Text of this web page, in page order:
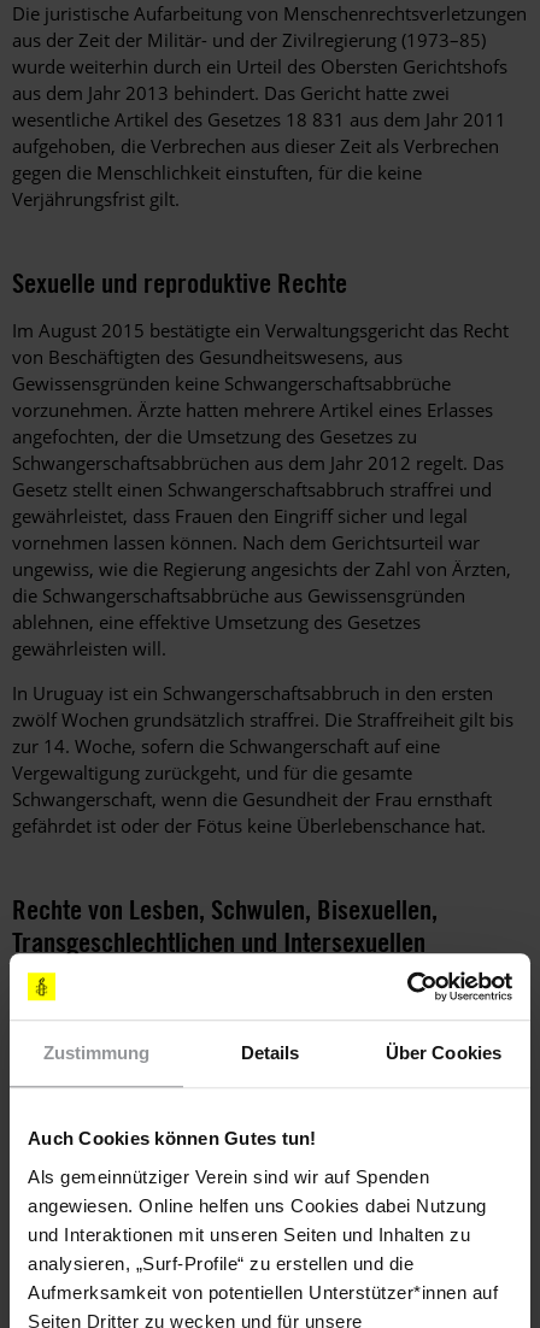
Zustimmung Details Über Cookies
Auch Cookies können Gutes tun!
Als gemeinnütziger Verein sind wir auf Spenden
angewiesen. Online helfen uns Cookies dabei Nutzung
und Interaktionen mit unseren Seiten und Inhalten zu
analysieren, „Surf-Profile“ zu erstellen und die
Aufmerksamkeit von potentiellen Unterstützer*innen auf
Seiten Dritter zu wecken und für unsere
Die juristische Aufarbeitung von Menschenrechtsverletzungen
aus der Zeit der Militär- und der Zivilregierung (1973–85)
wurde weiterhin durch ein Urteil des Obersten Gerichtshofs
aus dem Jahr 2013 behindert. Das Gericht hatte zwei
wesentliche Artikel des Gesetzes 18 831 aus dem Jahr 2011
aufgehoben, die Verbrechen aus dieser Zeit als Verbrechen
gegen die Menschlichkeit einstuften, für die keine
Verjährungsfrist gilt.
Sexuelle und reproduktive Rechte
Im August 2015 bestätigte ein Verwaltungsgericht das Recht
von Beschäftigten des Gesundheitswesens, aus
Gewissensgründen keine Schwangerschaftsabbrüche
vorzunehmen. Ärzte hatten mehrere Artikel eines Erlasses
angefochten, der die Umsetzung des Gesetzes zu
Schwangerschaftsabbrüchen aus dem Jahr 2012 regelt. Das
Gesetz stellt einen Schwangerschaftsabbruch straffrei und
gewährleistet, dass Frauen den Eingriff sicher und legal
vornehmen lassen können. Nach dem Gerichtsurteil war
ungewiss, wie die Regierung angesichts der Zahl von Ärzten,
die Schwangerschaftsabbrüche aus Gewissensgründen
ablehnen, eine effektive Umsetzung des Gesetzes
gewährleisten will.
In Uruguay ist ein Schwangerschaftsabbruch in den ersten
zwölf Wochen grundsätzlich straffrei. Die Straffreiheit gilt bis
zur 14. Woche, sofern die Schwangerschaft auf eine
Vergewaltigung zurückgeht, und für die gesamte
Schwangerschaft, wenn die Gesundheit der Frau ernsthaft
gefährdet ist oder der Fötus keine Überlebenschance hat.
Rechte von Lesben, Schwulen, Bisexuellen,
Transgeschlechtlichen und Intersexuellen
Die Ermittlungen zu den Tötungen von fünf transsexuellen
Frauen in den Jahren 2011 und 2012 kamen kaum voran.
Weitere Informationen
Länder
Uruguay